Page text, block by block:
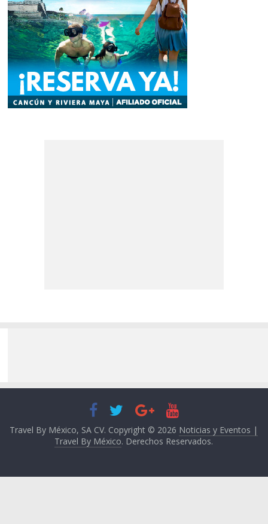
Travel By México, SA CV. Copyright © 2026 Noticias y Eventos |
Travel By México. Derechos Reservados.